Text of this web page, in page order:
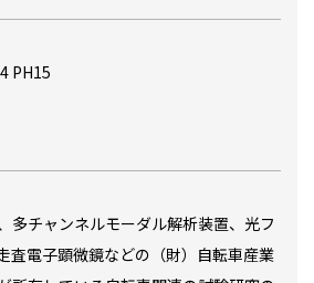
PH15
多チャンネルモーダル解析装置、光フ
査電子顕微鏡などの（財）自転車産業